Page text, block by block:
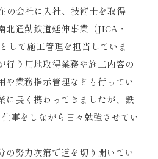
の会社に入社、技術士を取得
通勤鉄道延伸事業（JICA・
して施工管理を担当していま
行う用地取得業務や施工内容の
や業務指示管理なども行ってい
に長く携わってきましたが、鉄
事をしながら日々勉強させてい
の努力次第で道を切り開いてい